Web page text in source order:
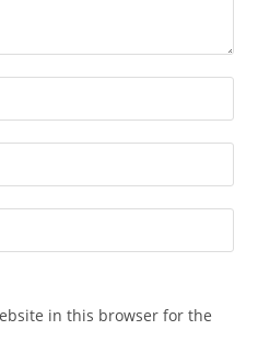
in this browser for the